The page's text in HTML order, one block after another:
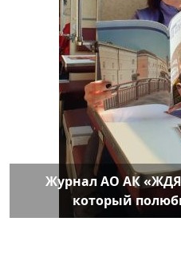
Журнал АО АК
который